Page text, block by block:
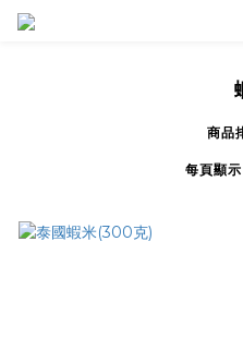
商品
每頁顯